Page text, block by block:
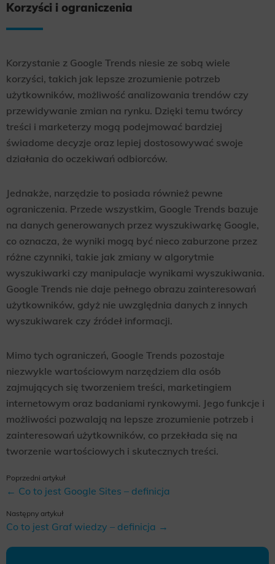
Korzyści i ograniczenia
Korzystanie z Google Trends niesie ze sobą wiele
korzyści, takich jak lepsze zrozumienie potrzeb
użytkowników, możliwość analizowania trendów czy
przewidywanie zmian na rynku. Dzięki temu twórcy
treści i marketerzy mogą podejmować bardziej
świadome decyzje oraz lepiej dostosowywać swoje
działania do oczekiwań odbiorców.
Jednakże, narzędzie to posiada również pewne
ograniczenia. Przede wszystkim, Google Trends bazuje
na danych generowanych przez wyszukiwarkę Google,
co oznacza, że wyniki mogą być nieco zaburzone przez
różne czynniki, takie jak zmiany w algorytmie
wyszukiwarki czy manipulacje wynikami wyszukiwania.
Google Trends nie daje pełnego obrazu zainteresowań
użytkowników, gdyż nie uwzględnia danych z innych
wyszukiwarek czy źródeł informacji.
Mimo tych ograniczeń, Google Trends pozostaje
niezwykle wartościowym narzędziem dla osób
zajmujących się tworzeniem treści, marketingiem
internetowym oraz badaniami rynkowymi. Jego funkcje i
możliwości pozwalają na lepsze zrozumienie potrzeb i
zainteresowań użytkowników, co przekłada się na
tworzenie wartościowych i skutecznych treści.
Poprzedni artykuł
← Co to jest Google Sites – definicja
Następny artykuł
Co to jest Graf wiedzy – definicja →